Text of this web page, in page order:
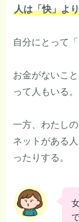
人は「快」よ
自分にとって
お金がないこ
って人もいる。
一方、わたし
ネットがある
ったりする。